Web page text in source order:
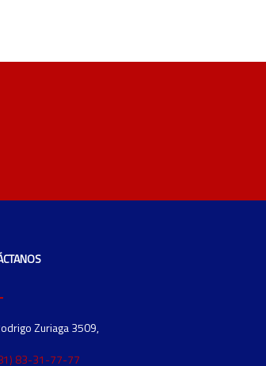
Zuriaga 3509,
83-31-77-77